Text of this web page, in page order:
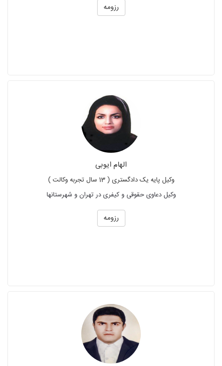
رزومه
الهام ایوبی
وکیل پایه یک دادگستری ( 13 سال تجربه وکالت )
وکیل دعاوی حقوقی و کیفری در تهران و شهرستانها
رزومه